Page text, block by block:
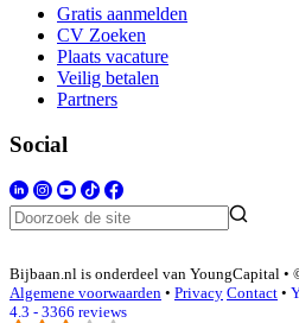
Gratis aanmelden
CV Zoeken
Plaats vacature
Veilig betalen
Partners
Social
Bijbaan.nl is onderdeel van YoungCapital •
Algemene voorwaarden • Privacy Contact •
4.3 - 3366 reviews